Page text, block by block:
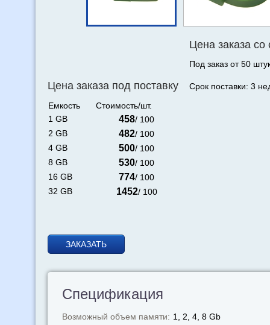
Цена заказа под поставку
Емкость
Стоимость/шт.
1 GB
458/ 100
2 GB
482/ 100
4 GB
500/ 100
8 GB
530/ 100
16 GB
774/ 100
32 GB
1452/ 100
Цена заказа со
Под заказ от 50
Срок поставки: 3
ЗАКАЗАТЬ
Спецификация
Возможный объем памяти: 1, 2, 4, 8 Gb